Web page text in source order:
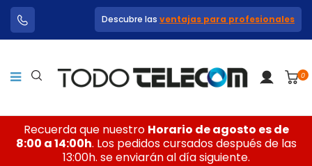
Descubre las ventajas para profesionales
0
Recuerda que nuestro Horario de agosto es de
8:00 a 14:00h. Los pedidos cursados después de las
13:00h. se enviarán al día siguiente.